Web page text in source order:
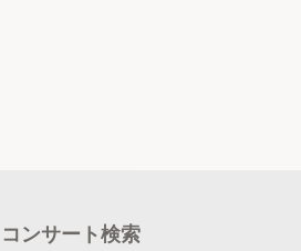
コンサート検索